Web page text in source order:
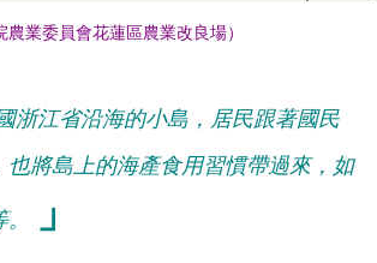
農業委員會花蓮區農業改良場）
浙江省沿海的小島，居民跟著國民
也將島上的海產食用習慣帶過來，如
」